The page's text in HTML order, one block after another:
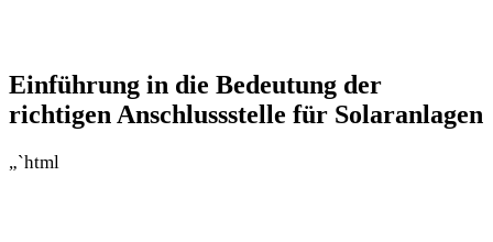
Einführung⁣ in die Bedeutung der
richtigen Anschlussstelle für‌ Solaranlagen
„`html